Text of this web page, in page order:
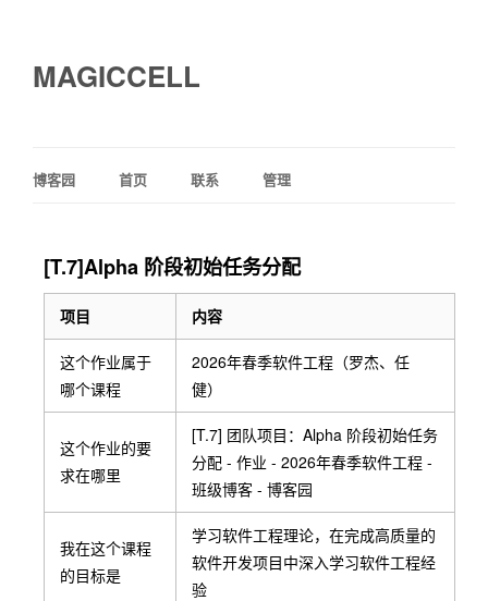
MAGICCELL
博客园 首页 联系 管理
[T.7]Alpha 阶段初始任务分配
项目 内容
这个作业属于
哪个课程
2026年春季软件工程（罗杰、任
健）
这个作业的要
求在哪里
[T.7] 团队项目：Alpha 阶段初始任务
分配 - 作业 - 2026年春季软件工程 -
班级博客 - 博客园
我在这个课程
的目标是
学习软件工程理论，在完成高质量的
软件开发项目中深入学习软件工程经
验